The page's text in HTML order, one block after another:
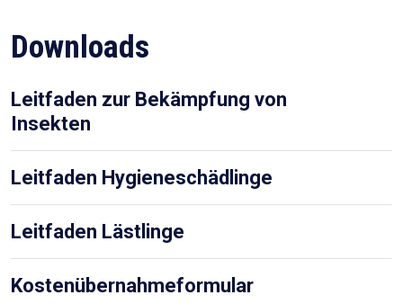
Downloads
Leitfaden zur Bekämpfung von
Insekten
Leitfaden Hygieneschädlinge
Leitfaden Lästlinge
Kostenübernahmeformular